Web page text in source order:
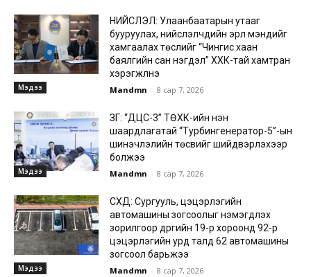
Мэдээ
НИЙСЛЭЛ: Улаанбаатарын утааг
бууруулах, нийслэлчүүдийн эрүүл мэндийг
хамгаалах төслийг “Чингис хаан
баялгийн сан нэгдэл” ХХК-тай хамтран
хэрэгжүүлнэ
Mandmn - 8 сар 7, 2026
Мэдээ
ЗГ: “ДЦС-3” ТӨХК-ийн нэн
шаардлагатай “Турбингенератор-5”-ын
шинэчлэлийн төсвийг шийдвэрлэхээр
болжээ
Mandmn - 8 сар 7, 2026
Мэдээ
СХД: Сургууль, цэцэрлэгийн
автомашины зогсоолыг нэмэгдүүлэх
зорилгоор дүүргийн 19-р хороонд 92-р
цэцэрлэгийн урд талд 62 автомашины
зогсоол барьжээ
Mandmn - 8 сар 7, 2026